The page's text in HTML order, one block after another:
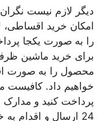
دیگر لازم نیست نگران
امکان خرید
را به صورت یکجا
برای خرید ماشین
محصول را به صورت
خواهیم داد. کافیست
پرداخت کنید و مدارک
24 ارسال و اقدام به خرید